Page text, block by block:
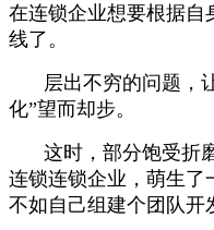
在连锁企业想要根据自
线了。
层出不穷的问题，
化”望而却步。
这时，部分饱受折
连锁连锁企业，萌生了
不如自己组建个团队开